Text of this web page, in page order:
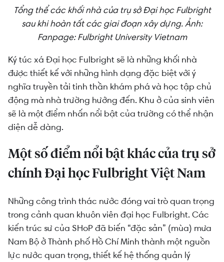
Tổng thể các khối nhà của trụ sở Đại học Fulbright
sau khi hoàn tất các giai đoạn xây dựng.Ảnh:
Fanpage: Fulbright University Vietnam
Ký túc xá Đại học Fulbright sẽ là những khối nhà
được thiết kế với những hình dạng đặc biệt với ý
nghĩa truyền tải tinh thần khám phá và học tập chủ
động mà nhà trường hướng đến. Khu ở của sinh viên
sẽ là một điểm nhấn nổi bật của trường có thể nhận
diện dễ dàng.
Một số điểm nổi bật khác của trụ sở
chính Đại học Fulbright Việt Nam
Những công trình thác nước đóng vai trò quan trọng
trong cảnh quan khuôn viên đại học Fulbright. Các
kiến trúc sư của SHoP đã biến “đặc sản” (mùa) mưa
Nam Bộ ở Thành phố Hồ Chí Minh thành một nguồn
lực nước quan trọng, thiết kế hệ thống quản lý